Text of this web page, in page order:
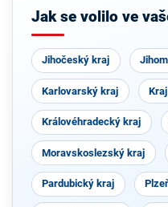
Jak se volilo ve
Jihočeský kraj
Karlovarský kraj
Královéhradecký kraj
Moravskoslezský kraj
Pardubický kraj